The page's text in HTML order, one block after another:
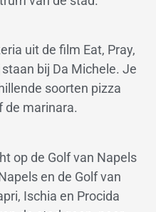
uit de film Eat, Pray,
bij Da Michele. Je
soorten pizza
de marinara.
op de Golf van Napels
en de Golf van
Ischia en Procida